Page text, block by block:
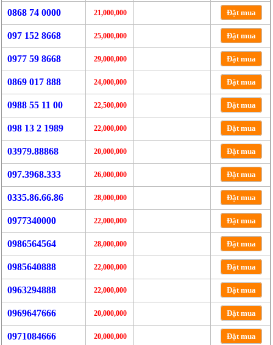
0868 74 0000 21,000,000 Đặt mua
097 152 8668 25,000,000 Đặt mua
0977 59 8668 29,000,000 Đặt mua
0869 017 888 24,000,000 Đặt mua
0988 55 11 00 22,500,000 Đặt mua
098 13 2 1989 22,000,000 Đặt mua
03979.88868 20,000,000 Đặt mua
097.3968.333 26,000,000 Đặt mua
0335.86.66.86 28,000,000 Đặt mua
0977340000 22,000,000 Đặt mua
0986564564 28,000,000 Đặt mua
0985640888 22,000,000 Đặt mua
0963294888 22,000,000 Đặt mua
0969647666 20,000,000 Đặt mua
0971084666 20,000,000 Đặt mua